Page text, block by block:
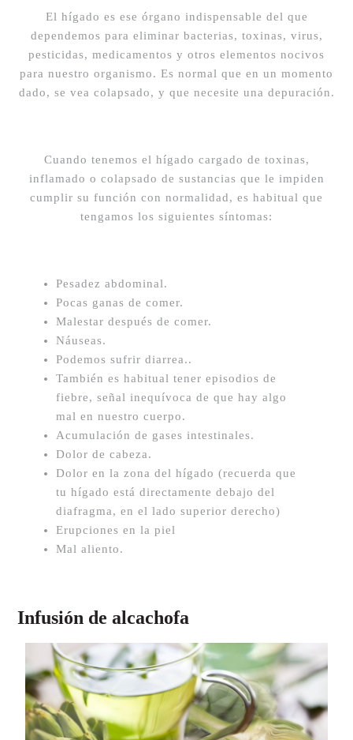
El hígado es ese órgano indispensable del que
dependemos para eliminar bacterias, toxinas, virus,
pesticidas, medicamentos y otros elementos nocivos
para nuestro organismo. Es normal que en un momento
dado, se vea colapsado, y que necesite una depuración.
Cuando tenemos el hígado cargado de toxinas,
inflamado o colapsado de sustancias que le impiden
cumplir su función con normalidad, es habitual que
tengamos los siguientes síntomas:
Pesadez abdominal.
Pocas ganas de comer.
Malestar después de comer.
Náuseas.
Podemos sufrir diarrea..
También es habitual tener episodios de
fiebre, señal inequívoca de que hay algo
mal en nuestro cuerpo.
Acumulación de gases intestinales.
Dolor de cabeza.
Dolor en la zona del hígado (recuerda que
tu hígado está directamente debajo del
diafragma, en el lado superior derecho)
Erupciones en la piel
Mal aliento.
Infusión de alcachofa